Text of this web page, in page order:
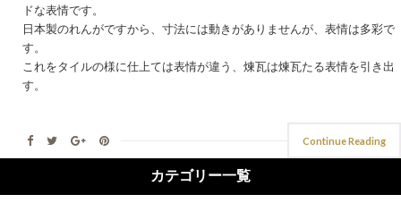
ドな表情です。
日本製のれんがですから、寸法には動きがありませんが、表情は多彩で
す。
これをタイルの様に仕上ては表情が違う、煉瓦は煉瓦たる表情を引き出
す。
Continue Reading
カテゴリー一覧